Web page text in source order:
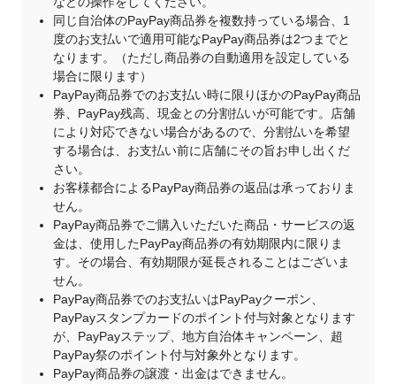
同じ自治体のPayPay商品券を複数持っている場合、1
度のお支払いで適用可能なPayPay商品券は2つまでと
なります。（ただし商品券の自動適用を設定している
場合に限ります）
PayPay商品券でのお支払い時に限りほかのPayPay商品
券、PayPay残高、現金との分割払いが可能です。店舗
により対応できない場合があるので、分割払いを希望
する場合は、お支払い前に店舗にその旨お申し出くだ
さい。
お客様都合によるPayPay商品券の返品は承っておりま
せん。
PayPay商品券でご購入いただいた商品・サービスの返
金は、使用したPayPay商品券の有効期限内に限りま
す。その場合、有効期限が延長されることはございま
せん。
PayPay商品券でのお支払いはPayPayクーポン、
PayPayスタンプカードのポイント付与対象となります
が、PayPayステップ、地方自治体キャンペーン、超
PayPay祭のポイント付与対象外となります。
PayPay商品券の譲渡・出金はできません。